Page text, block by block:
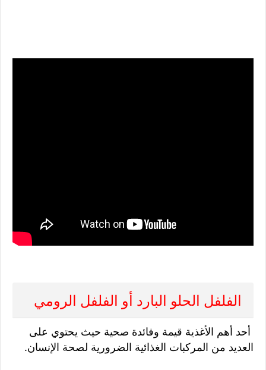
الفلفل الحلو البارد أو الفلفل الرومي
أحد أهم الأغذية قيمة وفائدة صحية حيث يحتوي على
العديد من المركبات الغذائية الضرورية لصحة الإنسان.